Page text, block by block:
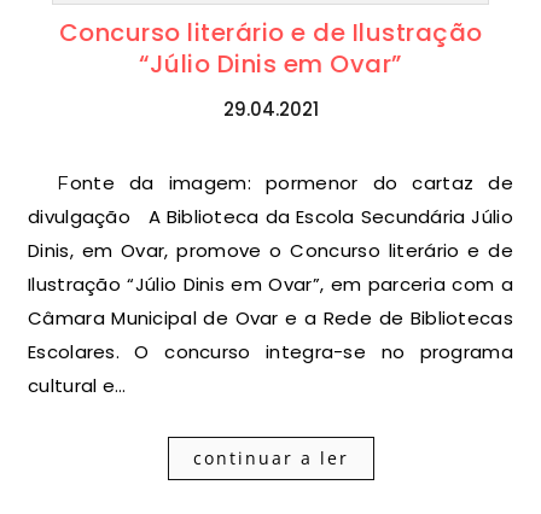
Concurso literário e de Ilustração
“Júlio Dinis em Ovar”
29.04.2021
Fonte da imagem: pormenor do cartaz de
divulgação A Biblioteca da Escola Secundária Júlio
Dinis, em Ovar, promove o Concurso literário e de
Ilustração “Júlio Dinis em Ovar”, em parceria com a
Câmara Municipal de Ovar e a Rede de Bibliotecas
Escolares. O concurso integra-se no programa
cultural e…
continuar a ler